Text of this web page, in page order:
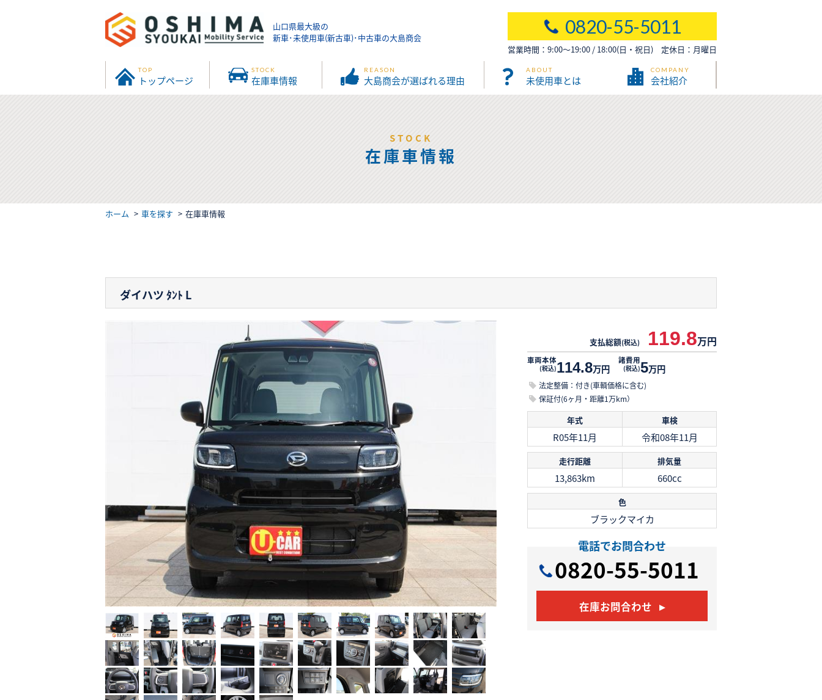
山口県最大級の
新車･未使用車(新古車)･中古車の大島商会
0820-55-5011
営業時間：9:00～19:00 / 18:00(日・祝日) 定休日：月曜日
TOP
トップページ
STOCK
在庫車情報
REASON
大島商会が選ばれる理由
ABOUT
未使用車とは
COMPANY
会社紹介
STOCK
在庫車情報
ホーム 車を探す 在庫車情報
ダイハツ ﾀﾝﾄ L
支払総額(税込) 119.8万円
車両本体
(税込)114.8万円
諸費用
(税込)5万円
法定整備：付き(車輌価格に含む)
保証付(6ヶ月・距離1万km）
年式 車検
R05年11月 令和08年11月
走行距離 排気量
13,863km 660cc
色
ブラックマイカ
電話でお問合わせ
0820-55-5011
在庫お問合わせ